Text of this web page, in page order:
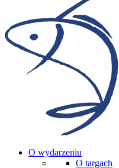
O wydarzeniu
O targach